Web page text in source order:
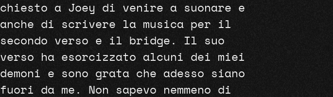
chiesto a Joey di venire a suonare e
anche di scrivere la musica per il
secondo verso e il bridge. Il suo
verso ha esorcizzato alcuni dei miei
demoni e sono grata che adesso siano
fuori da me. Non sapevo nemmeno di